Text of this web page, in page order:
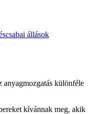
állások
különféle
kívánnak meg, akik